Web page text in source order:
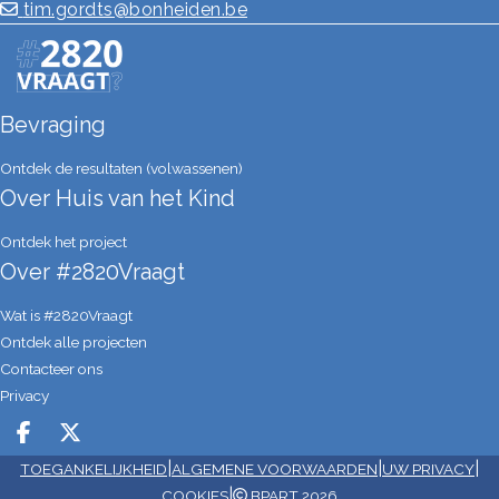
opvoeden, beeldschermgebruik, EHBO, gezonde
voor kinderen en slapen.
tim.gordts@bonheiden.be
Bevraging
Ontdek de resultaten (volwassenen)
Over Huis van het Kind
Ontdek het project
Over #2820Vraagt
Wat is #2820Vraagt
Ontdek alle projecten
Contacteer ons
Privacy
Deel op facebook
Deel op X
TOEGANKELIJKHEID ALGEMENE VOORWAARDEN UW PRIVACY
COOKIES BPART 2026